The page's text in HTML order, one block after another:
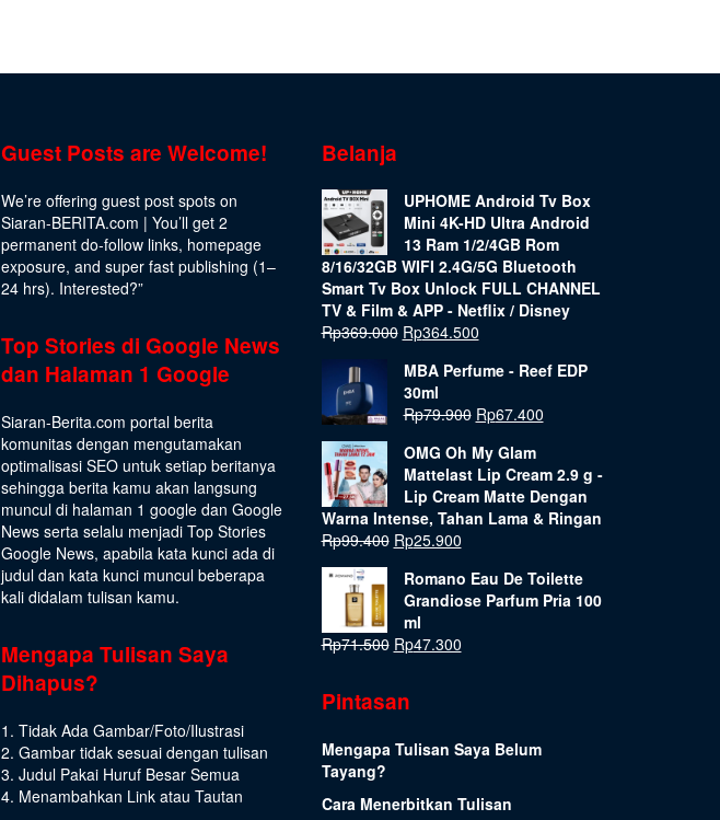
Guest Posts are Welcome!
We’re offering guest post spots on
Siaran-BERITA.com | You’ll get 2
permanent do-follow links, homepage
exposure, and super fast publishing (1–
24 hrs). Interested?”
Top Stories di Google News
dan Halaman 1 Google
Siaran-Berita.com portal berita
komunitas dengan mengutamakan
optimalisasi SEO untuk setiap beritanya
sehingga berita kamu akan langsung
muncul di halaman 1 google dan Google
News serta selalu menjadi Top Stories
Google News, apabila kata kunci ada di
judul dan kata kunci muncul beberapa
kali didalam tulisan kamu.
Mengapa Tulisan Saya
Dihapus?
1. Tidak Ada Gambar/Foto/Ilustrasi
2. Gambar tidak sesuai dengan tulisan
3. Judul Pakai Huruf Besar Semua
4. Menambahkan Link atau Tautan
Belanja
UPHOME Android Tv Box
Mini 4K-HD Ultra Android
13 Ram 1/2/4GB Rom
8/16/32GB WIFI 2.4G/5G Bluetooth
Smart Tv Box Unlock FULL CHANNEL
TV & Film & APP - Netflix / Disney
Rp369.000 Rp364.500
MBA Perfume - Reef EDP
30ml
Rp79.900 Rp67.400
OMG Oh My Glam
Mattelast Lip Cream 2.9 g -
Lip Cream Matte Dengan
Warna Intense, Tahan Lama & Ringan
Rp99.400 Rp25.900
Romano Eau De Toilette
Grandiose Parfum Pria 100
ml
Rp71.500 Rp47.300
Pintasan
Mengapa Tulisan Saya Belum
Tayang?
Cara Menerbitkan Tulisan